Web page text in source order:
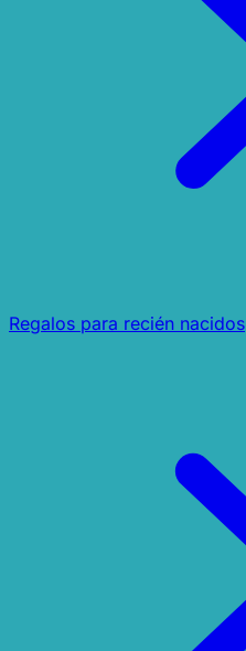
Regalos para recién nacidos